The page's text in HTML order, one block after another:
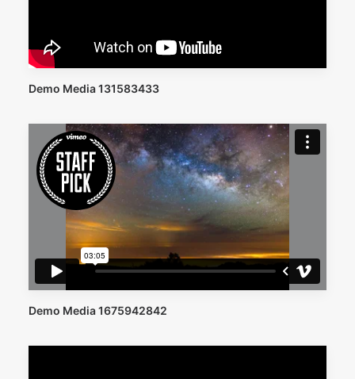
Demo Media 131583433
Demo Media 1675942842